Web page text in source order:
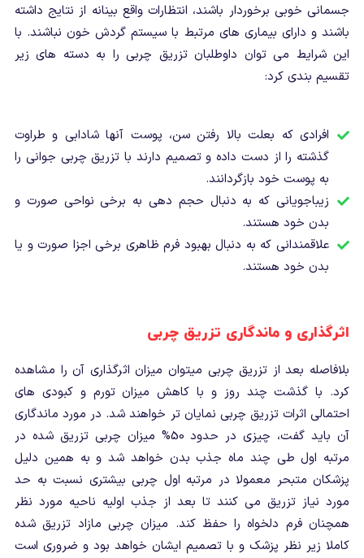
جسمانی خوبی برخوردار باشند، انتظارات واقع بینانه از نتایج داشته
باشند و دارای بیماری های مرتبط با سیستم گردش خون نباشند. با
این شرایط می توان داوطلبان تزریق چربی را به دسته های زیر
تقسیم بندی کرد:
افرادی که بعلت بالا رفتن سن، پوست آنها شادابی و طراوت
گذشته را از دست داده و تصمیم دارند با تزریق چربی جوانی را
به پوست خود بازگردانند.
زیباجویانی که به دنبال حجم دهی به برخی نواحی صورت و
بدن خود هستند.
علاقمندانی که به دنبال بهبود فرم ظاهری برخی اجزا صورت و یا
بدن خود هستند.
اثرگذاری و ماندگاری تزریق چربی
بلافاصله بعد از تزریق چربی میتوان میزان اثرگذاری آن را مشاهده
کرد. با گذشت چند روز و با کاهش میزان تورم و کبودی های
احتمالی اثرات تزریق چربی نمایان تر خواهند شد. در مورد ماندگاری
آن باید گفت، چیزی در حدود 50% میزان چربی تزریق شده در
مرتبه اول طی چند ماه جذب بدن خواهد شد و به همین دلیل
پزشکان متبحر معمولا در مرتبه اول چربی بیشتری نسبت به حد
مورد نیاز تزریق می کنند تا بعد از جذب اولیه ناحیه مورد نظر
همچنان فرم دلخواه را حفظ کند. میزان چربی مازاد تزریق شده
کاملا زیر نظر پزشک و با تصمیم ایشان خواهد بود و ضروری است